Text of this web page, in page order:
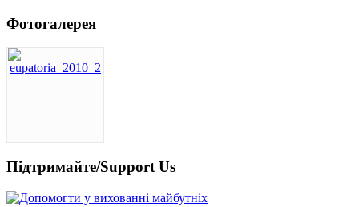
Фотогалерея
Підтримайте/Support Us